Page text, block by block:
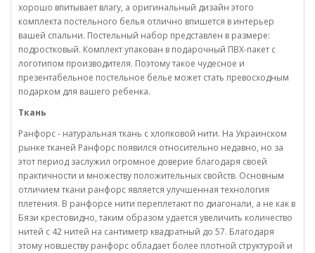
хорошо впитывает влагу, а оригинальный дизайн этого
комплекта постельного белья отлично впишется в интерьер
вашей спальни. Постельный набор представлен в размере:
подростковый. Комплект упакован в подарочный ПВХ-пакет с
логотипом производителя. Поэтому такое чудесное и
презентабельное постельное белье может стать превосходным
подарком для вашего ребенка.
Ткань
Ранфорс - натуральная ткань с хлопковой нити. На Украинском
рынке тканей Ранфорс появился относительно недавно, но за
этот период заслужил огромное доверие благодаря своей
практичности и множеству положительных свойств. Основным
отличием ткани ранфорс является улучшенная технология
плетения. В ранфорсе нити переплетают по диагонали, а не как в
Бязи крестовидно, таким образом удается увеличить количество
нитей с 42 нитей на сантиметр квадратный до 57. Благодаря
этому новшеству ранфорс обладает более плотной структурой и